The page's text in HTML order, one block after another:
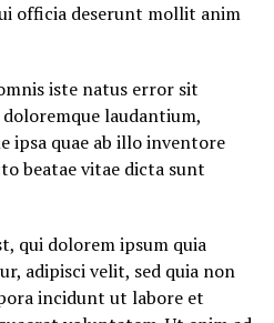
officia deserunt mollit anim
iste natus error sit
laudantium,
ipsa quae ab illo inventore
beatae vitae dicta sunt
qui dolorem ipsum quia
adipisci velit, sed quia non
incidunt ut labore et